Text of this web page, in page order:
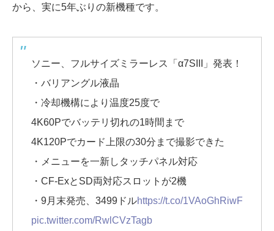
から、実に5年ぶりの新機種です。
ソニー、フルサイズミラーレス「α7SIII」発表！
・バリアングル液晶
・冷却機構により温度25度で
4K60Pでバッテリ切れの1時間まで
4K120Pでカード上限の30分まで撮影できた
・メニューを一新しタッチパネル対応
・CF-ExとSD両対応スロットが2機
・9月末発売、3499ドルhttps://t.co/1VAoGhRiwF
pic.twitter.com/RwlCVzTagb